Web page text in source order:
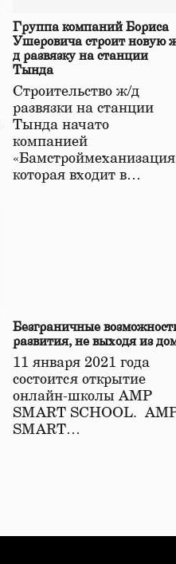
Группа компаний Бориса
Ушеровича строит новую
д развязку на станции
Тында
Строительство ж/д
развязки на станции
Тында начато
компанией
которая входит в…
Безграничные
развития, не выходя из
11 января 2021 года
состоится открытие
онлайн-школы АМР
SMART SCHOOL.
SMART…